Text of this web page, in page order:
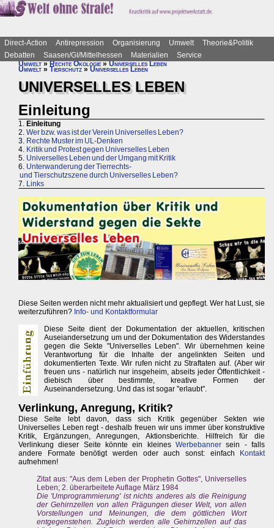
Direct-Action Antirepression Organisierung Umwelt
Theorie&Politik
Debatten
Saasen/GI/Mittelhessen Materialien
Service
Umwelt»Rechte Ökologie»Universelles Leben
Umwelt » Tierschutz » Universelles Leben
UNIVERSELLES LEBEN
Einleitung
1. Einleitung
2. Wer bzw. was ist der Verein Universelles Leben?
3. Rechte Muster im UL-Denken
4. Kritik und Protest gegen Universelles Leben
5. Universelles Leben und der Umgang mit Kritik
6. Unterwanderung der Tierrechts-
und Tierschutzszene durch Universelles Leben?
7. Links
Diese Seiten werden nicht mehr aktualisiert und gepflegt. Wer hat Lust, sie
weiterzuführen? Info- und Kontaktformular
Diese Seite dient der Dokumentation der aktuellen, kritischen
Auseiandersetzung um und der Dokumentation des Widerstandes
gegen die Sekte "Universelles Leben". Wir übernehmen keine
Verantwortung für die Inhalte der angelinkten Seiten und
dokumentierten Texte. Wir rufen nicht zu Straftaten auf. (Aber wir
freuen uns - natürlich nur insgeheim, abseits jeder Öffentlichkeit -
diebisch über bestimmte, kreative Formen der
Auseinandersetzung. Und das ist sogar "erlaubt".
Verlinkung, Anregung, Kritik?
Diese Seite lebt davon, dass sich Kritik gegenüber Sekten wie
Universelles Leben regt - deshalb freuen wir uns immer über konstruktive
Kritik, Ergänzungen, Anregungen, Aktionsberichte. Hilfreich für die
Verlinkung dieser Seite könnte ein kleinesWerbebanner sein - falls
andere Formate benötigt werden oder auch sonst: einfach Kontakt
aufnehmen!
Zitat aus: "Aus dem Leben der Prophetin Gottes", Universelles
Leben; 2. überarbeitete Auflage März 1984
Die 'Umprogrammierung' ist nichts anderes als die Reinigung
der Gehirnzellen von allen Prägungen dieser Welt, von allen
Vorstellungen und Meinungen, die dem göttlichen Wort
entgegenstehen. Zugleich werden alle Gehirnzellen auf das